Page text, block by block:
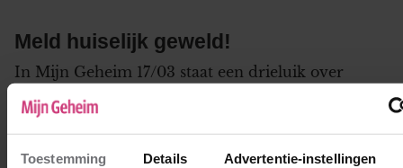
Toestemming Details Advertentie-instellingen
Meld huiselijk geweld!
In Mijn Geheim 17/03 staat een drieluik over
overheidscampagne: elk verhaal telt. Deze
campagne heeft als doel mensen te stimuleren
hun verhaal te delen over wat ze hebben gedaan